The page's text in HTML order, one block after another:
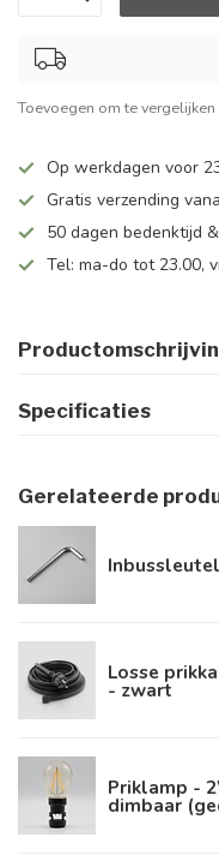
Toevoegen om te vergelijken
Op werkdagen voor
Gratis verzending
50 dagen bedenktijd
Tel: ma-do tot 23.00,
Specificaties
Gerelateerde
Losse
- zwart
Priklamp -
dimbaar